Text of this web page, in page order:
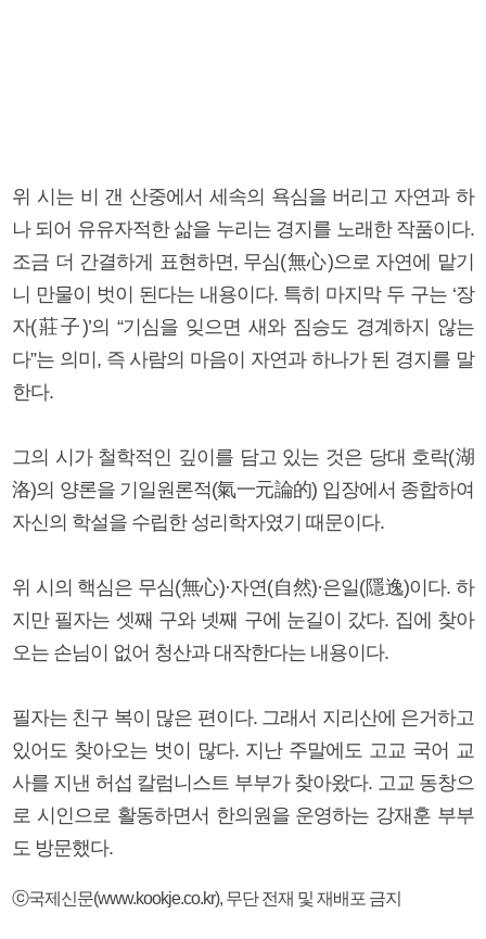
위 시는 비 갠 산중에서 세속의 욕심을 버리고 자연과 하
나 되어 유유자적한 삶을 누리는 경지를 노래한 작품이다.
조금 더 간결하게 표현하면, 무심(無心)으로 자연에 맡기
니 만물이 벗이 된다는 내용이다. 특히 마지막 두 구는 ‘장
자(莊子)’의 “기심을 잊으면 새와 짐승도 경계하지 않는
다”는 의미, 즉 사람의 마음이 자연과 하나가 된 경지를 말
한다.
그의 시가 철학적인 깊이를 담고 있는 것은 당대 호락(湖
洛)의 양론을 기일원론적(氣一元論的) 입장에서 종합하여
자신의 학설을 수립한 성리학자였기 때문이다.
위 시의 핵심은 무심(無心)·자연(自然)·은일(隱逸)이다. 하
지만 필자는 셋째 구와 넷째 구에 눈길이 갔다. 집에 찾아
오는 손님이 없어 청산과 대작한다는 내용이다.
필자는 친구 복이 많은 편이다. 그래서 지리산에 은거하고
있어도 찾아오는 벗이 많다. 지난 주말에도 고교 국어 교
사를 지낸 허섭 칼럼니스트 부부가 찾아왔다. 고교 동창으
로 시인으로 활동하면서 한의원을 운영하는 강재훈 부부
도 방문했다.
ⓒ국제신문(www.kookje.co.kr), 무단 전재 및 재배포 금지